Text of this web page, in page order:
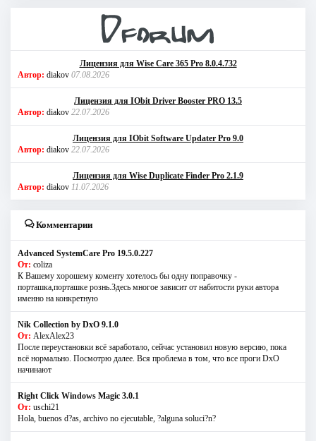
Лицензия для Wise Care 365 Pro 8.0.4.732
Автор: diakov 07.08.2026
Лицензия для IObit Driver Booster PRO 13.5
Автор: diakov 22.07.2026
Лицензия для IObit Software Updater Pro 9.0
Автор: diakov 22.07.2026
Лицензия для Wise Duplicate Finder Pro 2.1.9
Автор: diakov 11.07.2026
Комментарии
Advanced SystemCare Pro 19.5.0.227
От: coliza
К Вашему хорошему коменту хотелось бы одну поправочку -
порташка,порташке рознь.Здесь многое зависит от набитости руки автора
именно на конкретную
Nik Collection by DxO 9.1.0
От: AlexAlex23
После переустановки всё заработало, сейчас установил новую версию, пока
всё нормально. Посмотрю далее. Вся проблема в том, что все проги DxO
начинают
Right Click Windows Magic 3.0.1
От: uschi21
Hola, buenos d?as, archivo no ejecutable, ?alguna soluci?n?